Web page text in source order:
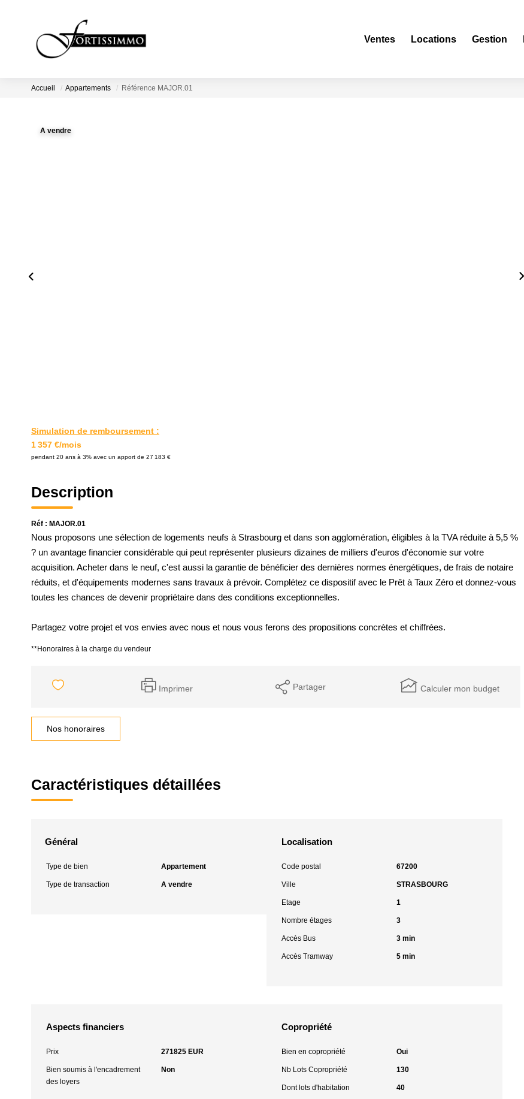
Ventes Locations Gestion
Accueil Appartements Référence MAJOR.01
A vendre
Simulation de remboursement :
1 357 €/mois
pendant 20 ans à 3% avec un apport de 27 183 €
Description
Réf : MAJOR.01
Nous proposons une sélection de logements neufs à Strasbourg et dans son agglomération, éligibles à la TVA réduite à 5,5 %
? un avantage financier considérable qui peut représenter plusieurs dizaines de milliers d'euros d'économie sur votre
acquisition. Acheter dans le neuf, c'est aussi la garantie de bénéficier des dernières normes énergétiques, de frais de notaire
réduits, et d'équipements modernes sans travaux à prévoir. Complétez ce dispositif avec le Prêt à Taux Zéro et donnez-vous
toutes les chances de devenir propriétaire dans des conditions exceptionnelles.
Partagez votre projet et vos envies avec nous et nous vous ferons des propositions concrètes et chiffrées.
**Honoraires à la charge du vendeur
Imprimer Partager Calculer mon budget
Nos honoraires
Caractéristiques détaillées
Général
Type de bien Appartement
Type de transaction A vendre
Localisation
Code postal 67200
Ville STRASBOURG
Etage 1
Nombre étages 3
Accès Bus 3 min
Accès Tramway 5 min
Aspects financiers
Prix 271825 EUR
Bien soumis à l'encadrement
des loyers
Non
Copropriété
Bien en copropriété Oui
Nb Lots Copropriété 130
Dont lots d'habitation 40